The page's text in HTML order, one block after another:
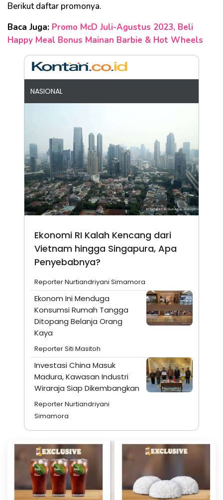
Berikut daftar promonya.
Baca Juga: Promo McD Juli-Agustus 2023, Beli
Happy Meal Bonus Mainan Barbie & Hot Wheels
NASIONAL
Ekonomi RI Kalah Kencang dari
Vietnam hingga Singapura, Apa
Penyebabnya?
Reporter Nurtiandriyani Simamora
Ekonom Ini Menduga
Konsumsi Rumah Tangga
Ditopang Belanja Orang
Kaya
Reporter Siti Masitoh
Investasi China Masuk
Madura, Kawasan Industri
Wiraraja Siap Dikembangkan
Reporter Nurtiandriyani
Simamora